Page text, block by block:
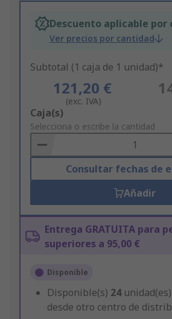
Descuento aplicable por
Ver precios por cantidad
Subtotal (1 caja de 1 unidad)*
121,20 €
(exc. IVA)
Add
to
Basket
Caja(s)
Selecciona o escribe la cantidad
Consultar fechas de
Añadir
Entrega GRATUITA para
superiores a 95,00 €
Disponible
Disponible(s) 24
desde otro centro de